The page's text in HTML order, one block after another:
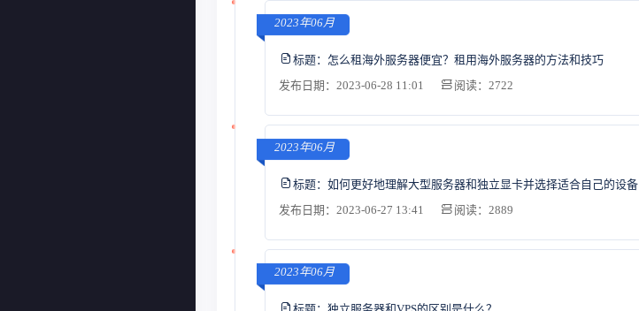
2023年06月
标题： 怎么租海外服务器便宜？租用海外服务器的方法和技巧
发布日期：2023-06-28 11:01
阅读：2722
2023年06月
标题： 如何更好地理解大型服务器和独立显卡并选择适合自己的设备
发布日期：2023-06-27 13:41
阅读：2889
2023年06月
标题： 独立服务器和VPS的区别是什么？